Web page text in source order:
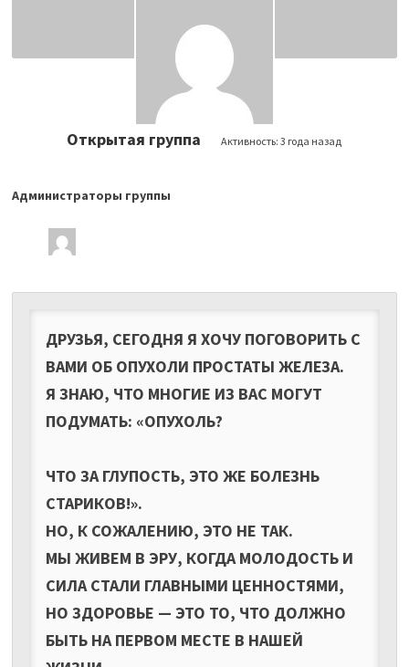
Открытая группа Активность:3 года назад
Лидеры
группы
Администраторы группы
ДРУЗЬЯ, СЕГОДНЯ Я ХОЧУ ПОГОВОРИТЬ С
ВАМИ ОБ ОПУХОЛИ ПРОСТАТЫ ЖЕЛЕЗА.
Я ЗНАЮ, ЧТО МНОГИЕ ИЗ ВАС МОГУТ
ПОДУМАТЬ: «ОПУХОЛЬ?
ЧТО ЗА ГЛУПОСТЬ, ЭТО ЖЕ БОЛЕЗНЬ
СТАРИКОВ!».
НО, К СОЖАЛЕНИЮ, ЭТО НЕ ТАК.
МЫ ЖИВЕМ В ЭРУ, КОГДА МОЛОДОСТЬ И
СИЛА СТАЛИ ГЛАВНЫМИ ЦЕННОСТЯМИ,
НО ЗДОРОВЬЕ — ЭТО ТО, ЧТО ДОЛЖНО
БЫТЬ НА ПЕРВОМ МЕСТЕ В НАШЕЙ